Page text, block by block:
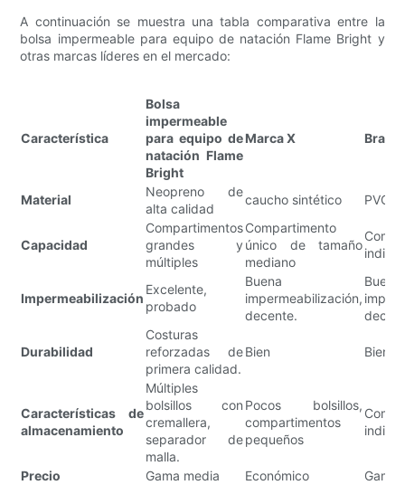
A continuación se muestra una tabla comparativa entre la
bolsa impermeable para equipo de natación Flame Bright y
otras marcas líderes en el mercado:
Característica
Bolsa
impermeable
para equipo de
natación Flame
Bright
Marca X
Material
Neopreno de
alta calidad
caucho sintético PVC
Capacidad
Compartimentos
grandes y
múltiples
Compartimento
único de tamaño
mediano
Impermeabilización
Excelente,
probado
Buena
impermeabilización,
decente.
Buena
Durabilidad
Costuras
reforzadas de
primera calidad.
Bien Bien
Características de
almacenamiento
Múltiples
bolsillos con
cremallera,
separador de
malla.
Pocos bolsillos,
compartimentos
pequeños
Precio Gama media Económico
Gama